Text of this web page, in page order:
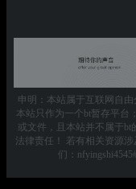
申明：本站属于互联网自由
本站只作为一个bt暂存平台
或文件，且本站并不属于bt
法律责任！ 若有相关资源
们：